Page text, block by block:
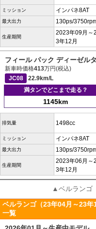
ミッション インパネ8AT
最大出力 130ps/
生産期間
2023年09月～
3年12月
フィール パック ディーゼル
新車時価格413万円(税込)
JC08
22.9km/L
満タンでどこまで走る？
1145km
排気量 1498cc
ミッション インパネ8AT
最大出力 130ps/
生産期間
2023年06月～
3年12月
▲ベルランゴ
ベルランゴ（23年04月～23
一覧